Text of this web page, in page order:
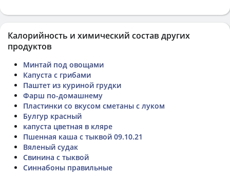
Калорийность и химический состав других
продуктов
Минтай под овощами
Капуста с грибами
Паштет из куриной грудки
Фарш по-домашнему
Пластинки со вкусом сметаны с луком
Булгур красный
капуста цветная в кляре
Пшенная каша с тыквой 09.10.21
Вяленый судак
Свинина с тыквой
Синнабоны правильные